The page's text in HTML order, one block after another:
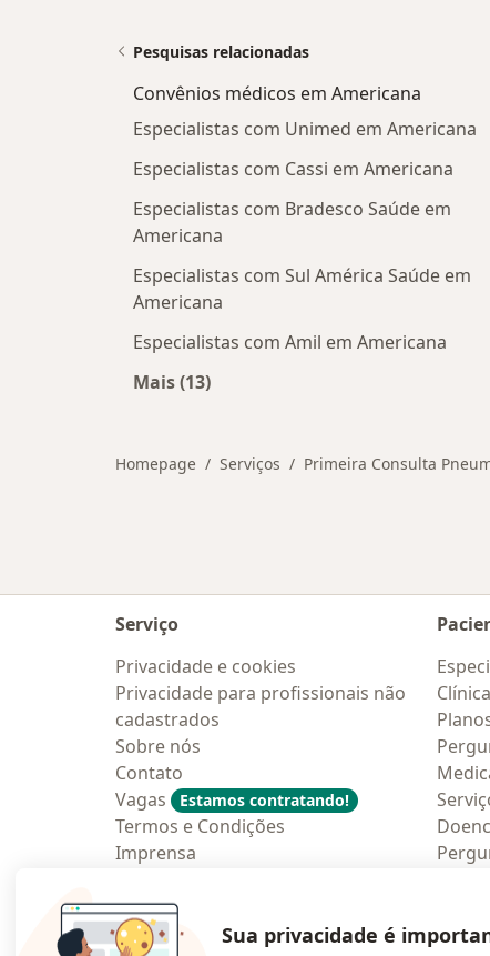
Pesquisas relacionadas
Convênios médicos em Americana
Especialistas com Unimed em Americana
Especialistas com Cassi em Americana
Especialistas com Bradesco Saúde em
Americana
Especialistas com Sul América Saúde em
Americana
Especialistas com Amil em Americana
Mais (13)
Homepage Serviços Primeira Consulta
Serviço
Privacidade e cookies
Privacidade para profissionais não
cadastrados
Sobre nós
Contato
Vagas
Estamos contratando!
Termos e Condições
Imprensa
Sua privacidade é